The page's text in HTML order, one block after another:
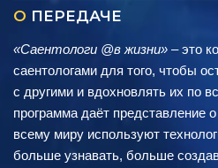
О ПЕРЕДАЧЕ
«Саентологи @в жизни» – это
саентологами для того, чтобы
с другими и вдохновлять их по
программа даёт представление
всему миру используют
больше узнавать, больше